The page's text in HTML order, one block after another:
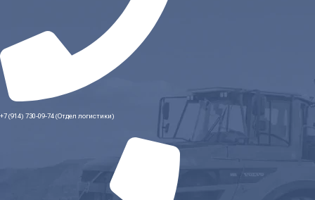
+7 (914) 730-09-74 (Отдел логистики)